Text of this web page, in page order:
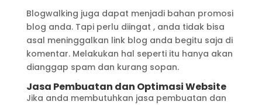
Blogwalking juga dapat menjadi bahan promosi
blog anda. Tapi perlu diingat , anda tidak bisa
asal meninggalkan link blog anda begitu saja di
komentar. Melakukan hal seperti itu hanya akan
dianggap spam dan kurang sopan.
Jasa Pembuatan dan Optimasi Website
Jika anda membutuhkan jasa pembuatan dan